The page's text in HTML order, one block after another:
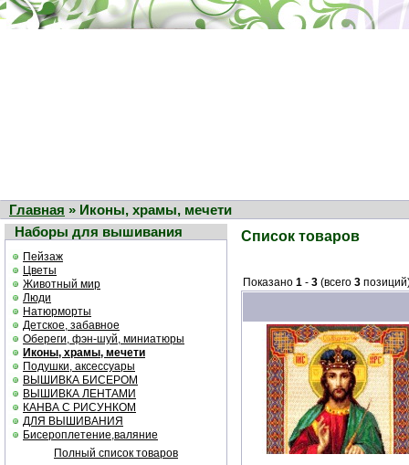
Главная » Иконы, храмы, мечети
Наборы для вышивания
Пейзаж
Цветы
Животный мир
Люди
Натюрморты
Детское, забавное
Обереги, фэн-шуй, миниатюры
Иконы, храмы, мечети
Подушки, аксессуары
ВЫШИВКА БИСЕРОМ
ВЫШИВКА ЛЕНТАМИ
КАНВА С РИСУНКОМ
ДЛЯ ВЫШИВАНИЯ
Бисероплетение,валяние
Полный список товаров
Список товаров
Показано 1 - 3 (всего 3